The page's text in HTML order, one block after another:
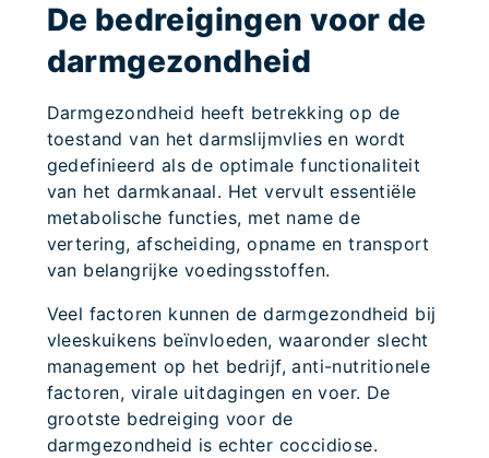
De bedreigingen voor de
darmgezondheid
Darmgezondheid heeft betrekking op de
toestand van het darmslijmvlies en wordt
gedefinieerd als de optimale functionaliteit
van het darmkanaal. Het vervult essentiële
metabolische functies, met name de
vertering, afscheiding, opname en transport
van belangrijke voedingsstoffen.
Veel factoren kunnen de darmgezondheid bij
vleeskuikens beïnvloeden, waaronder slecht
management op het bedrijf, anti-nutritionele
factoren, virale uitdagingen en voer. De
grootste bedreiging voor de
darmgezondheid is echter coccidiose.